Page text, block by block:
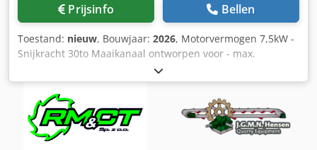
Prijsinfo Bellen
Toestand: nieuw, Bouwjaar: 2026, Motorvermogen 7,5kW -
Snijkracht 30to Maaikanaal ontworpen voor - max.
rollengte 1500mm - max. roldiameter 850mm -
Machinegewicht ca. 3500kg Dsdogl Adzspfx Ab Uokr -
tankinhoud ca. 110 liter - handbescherming in de buurt
van het bedieningspaneel en daar tegenover -
mesvergrendeling -splijttafel recht ontwerp -2-voudige
documentatie in het Duits (1x tekst, 1x CD) -kleur RAL 5012